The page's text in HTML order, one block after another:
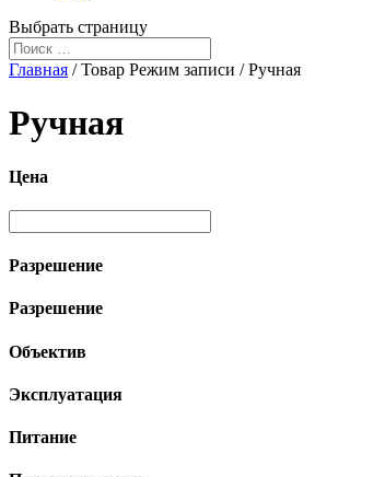
Выбрать страницу
Главная / Товар Режим записи / Ручная
Ручная
Цена
Разрешение
Разрешение
Объектив
Эксплуатация
Питание